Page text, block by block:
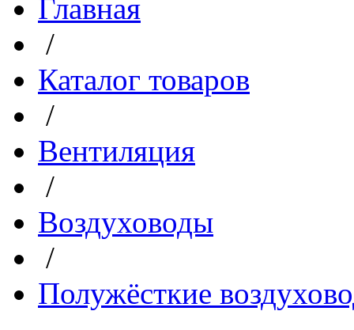
Главная
/
Каталог товаров
/
Вентиляция
/
Воздуховоды
/
Полужёсткие